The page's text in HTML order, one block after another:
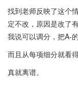
找到老师反映了这个
定不改，原因是改了
我说可以调分，把A-
而且从每项细分就看
真就离谱。